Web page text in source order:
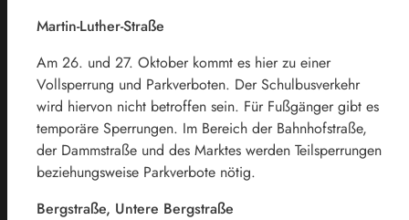
Martin-Luther-Straße
Am 26. und 27. Oktober kommt es hier zu einer
Vollsperrung und Parkverboten. Der Schulbusverkehr
wird hiervon nicht betroffen sein. Für Fußgänger gibt es
temporäre Sperrungen. Im Bereich der Bahnhofstraße,
der Dammstraße und des Marktes werden Teilsperrungen
beziehungsweise Parkverbote nötig.
Bergstraße, Untere Bergstraße